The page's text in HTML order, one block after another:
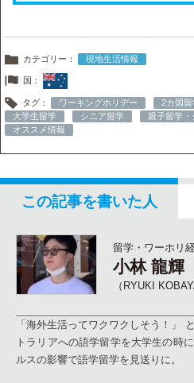
カテゴリー： 現地生活情報
国：
タグ： ワーキングホリデー 2カ国留
大学生留学
シニア留学 親子留学
オススメ情報
この記事を書いた人
留学・ワーホリ
小林 龍輝
（RYUKI
「海外生活ってワクワクしそう！」
トラリアへの語学留学を大学生の時
ルスの影響で語学留学を見送りに。